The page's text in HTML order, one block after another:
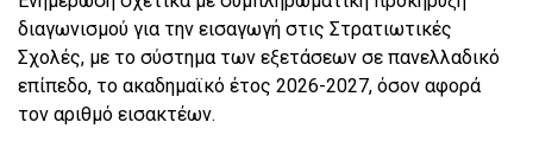
διαγωνισμού για την εισαγωγή στις Στρατιωτικές
Σχολές, με το σύστημα των εξετάσεων σε πανελλαδικό
επίπεδο, το ακαδημαϊκό έτος 2026-2027, όσον αφορά
τον αριθμό εισακτέων.